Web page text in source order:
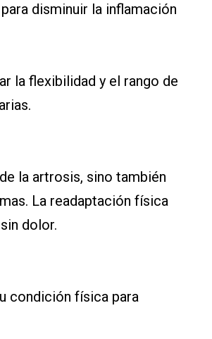
disminuir la inflamación
la flexibilidad y el rango de
la artrosis, sino también
La readaptación física
dolor.
condición física para